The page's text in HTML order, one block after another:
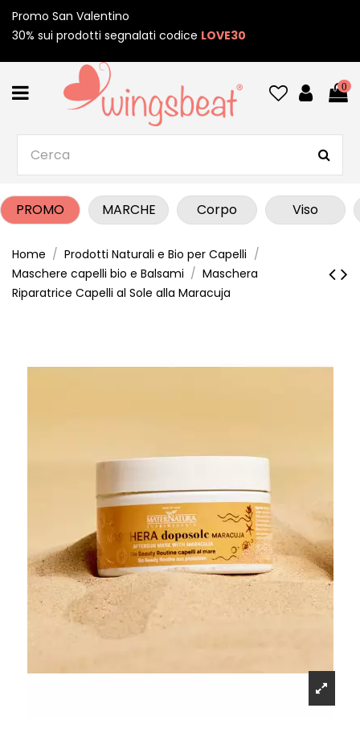
Promo San Valentino
30% sui prodotti segnalati codice LOVE30
0
PROMO MARCHE Corpo Viso
Home
Prodotti Naturali e Bio per Capelli
Maschere capelli bio e Balsami
Maschera
Riparatrice Capelli al Sole alla Maracuja